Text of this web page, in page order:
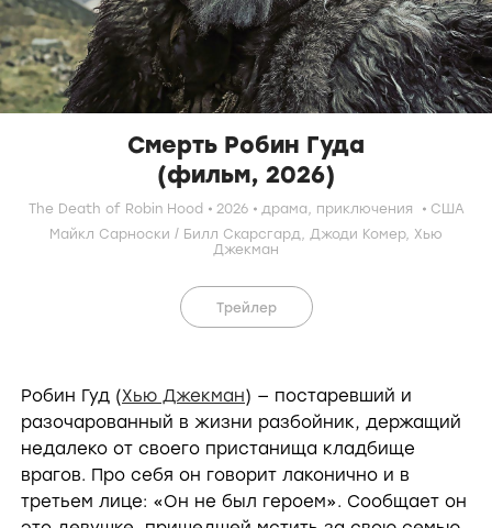
Смерть Робин Гуда
(фильм, 2026)
The Death of Robin Hood 2026 драма, приключения
США
Майкл Сарноски / Билл Скарсгард, Джоди Комер, Хью
Джекман
Трейлер
Робин Гуд (Хью Джекман) — постаревший и
разочарованный в жизни разбойник, держащий
недалеко от своего пристанища кладбище
врагов. Про себя он говорит лаконично и в
третьем лице: «Он не был героем». Сообщает он